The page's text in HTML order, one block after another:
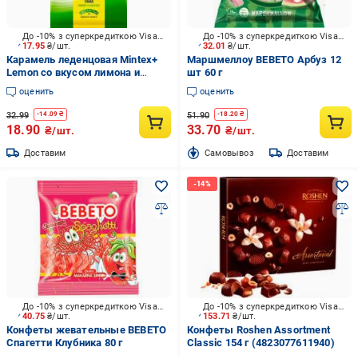
17.95₴/шт.
До -10% з суперкредиткою Visa Вигода
Карамель леденцовая Mintex+
Lemon со вкусом лимона и
ментола 140 г
оценить
32.99 -14.09 ₴
18.90 ₴/шт.
Доставим
32.01₴/шт.
До -10% з суперкредиткою Visa Вигода
Маршмеллоу BEBETO Арбуз 12
шт 60 г
оценить
51.90 -18.20 ₴
33.70 ₴/шт.
Cамовывоз Доставим
40.75₴/шт.
До -10% з суперкредиткою Visa Вигода
Конфеты жевательные BEBETO
Спагетти Клубника 80 г
153.71₴/шт.
До -10% з суперкредиткою Visa Вигода
Конфеты Roshen Assortment
Classic 154 г (4823077611940)